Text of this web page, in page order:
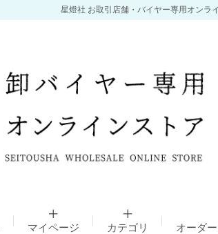
星燈社 お取引店舗・バイヤー専用オンラ
マイページ カテゴリ オーダ